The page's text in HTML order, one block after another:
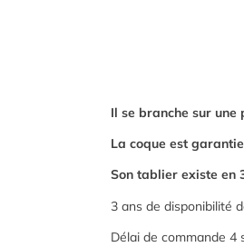
Il se branche sur
La coque est
Son tablier existe en
3 ans de disponibilité
Délai de commande 4